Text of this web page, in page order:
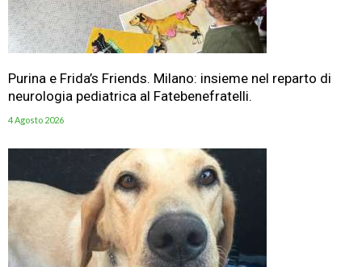
Purina e Frida’s Friends. Milano: insieme nel reparto di
neurologia pediatrica al Fatebenefratelli.
4 Agosto 2026